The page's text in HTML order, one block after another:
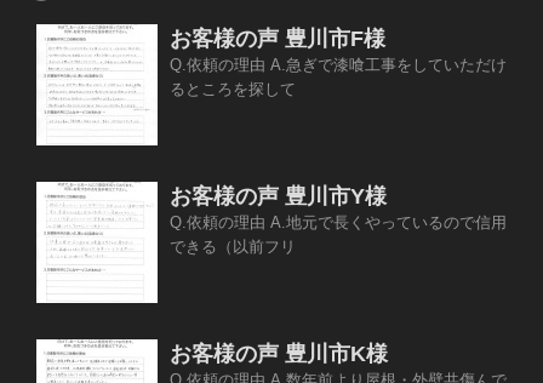
お客様の声 豊川市F様
Q.依頼の理由 A.急ぎで漆喰工事をしていただけ
るところを探して
お客様の声 豊川市Y様
Q.依頼の理由 A.地元で長くやっているので信用
できる（以前フリ
お客様の声 豊川市K様